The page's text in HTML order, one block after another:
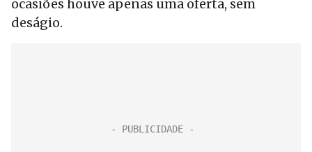
ocasiões houve apenas uma oferta, sem
deságio.